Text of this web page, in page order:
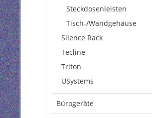
Steckdosenleisten
Tisch-/Wandgehäuse
Silence Rack
Tecline
Triton
USystems
Bürogeräte